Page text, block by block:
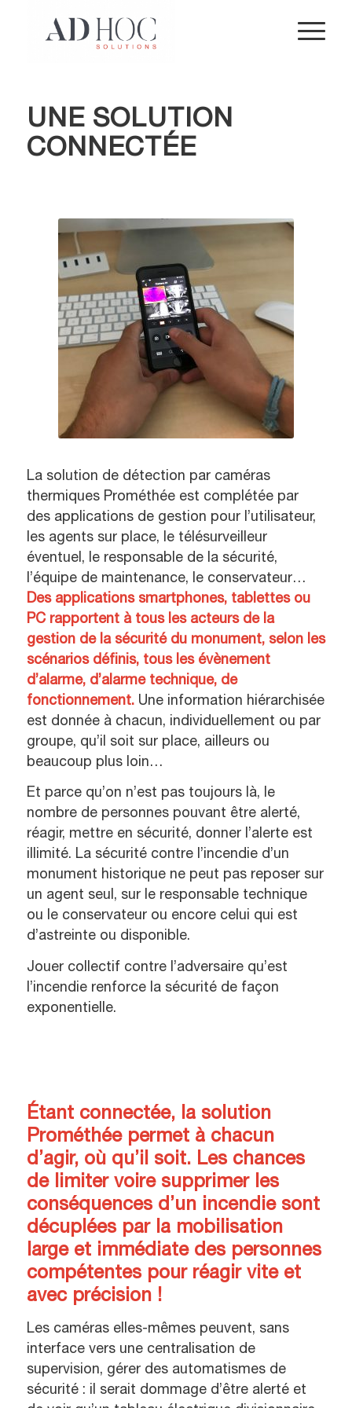
UNE SOLUTION
CONNECTÉE
La solution de détection par caméras
thermiques Prométhée est complétée par
des applications de gestion pour l’utilisateur,
les agents sur place, le télésurveilleur
éventuel, le responsable de la sécurité,
l’équipe de maintenance, le conservateur…
Des applications smartphones, tablettes ou
PC rapportent à tous les acteurs de la
gestion de la sécurité du monument, selon les
scénarios définis, tous les évènement
d’alarme, d’alarme technique, de
fonctionnement.Une information hiérarchisée
est donnée à chacun, individuellement ou par
groupe, qu’il soit sur place, ailleurs ou
beaucoup plus loin…
Et parce qu’on n’est pas toujours là, le
nombre de personnes pouvant être alerté,
réagir, mettre en sécurité, donner l’alerte est
illimité. La sécurité contre l’incendie d’un
monument historique ne peut pas reposer sur
un agent seul, sur le responsable technique
ou le conservateur ou encore celui qui est
d’astreinte ou disponible.
Jouer collectif contre l’adversaire qu’est
l’incendie renforce la sécurité de façon
exponentielle.
Étant connectée, la solution
Prométhée permet à chacun
d’agir, où qu’il soit. Les chances
de limiter voire supprimer les
conséquences d’un incendie sont
décuplées par la mobilisation
large et immédiate des personnes
compétentes pour réagir vite et
avec précision !
Les caméras elles-mêmes peuvent, sans
interface vers une centralisation de
supervision, gérer des automatismes de
sécurité : il serait dommage d’être alerté et